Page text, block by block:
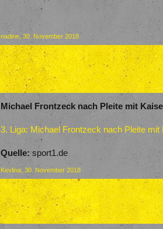
nadine , 30. November 2018
Michael Frontzeck nach Pleite mit
3. Liga: Michael Frontzeck nach Pleite
Quelle:sport1.de
Kevlina 30. November 2018